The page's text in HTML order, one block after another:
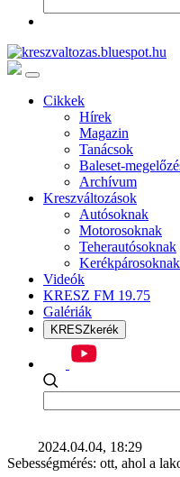
Cikkek
Hírek
Magazin
Tanácsok
Baleset-
Archívum
Kreszváltozások
Autósoknak
Motorosoknak
Teherautósoknak
Kerékpárosoknak
Videók
KRESZ FM 19.75
Galériák
KRESZkerék
2024.04.04, 18:29
Sebességmérés: ott, ahol a